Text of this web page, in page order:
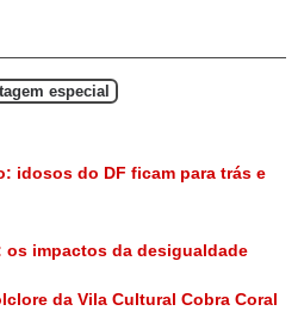
especial
idosos do DF ficam para trás e
os impactos da desigualdade
da Vila Cultural Cobra Coral